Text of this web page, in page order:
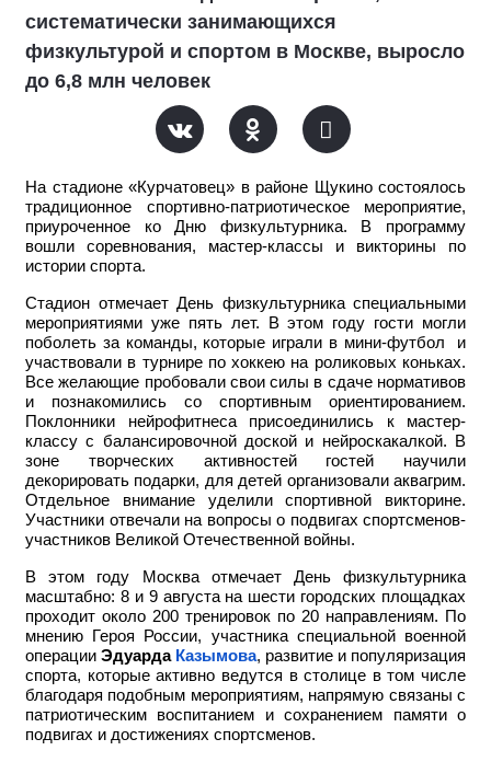
систематически занимающихся
физкультурой и спортом в Москве, выросло
до 6,8 млн человек
На стадионе «Курчатовец» в районе Щукино состоялось
традиционное спортивно-патриотическое мероприятие,
приуроченное ко Дню физкультурника. В программу
вошли соревнования, мастер-классы и викторины по
истории спорта.
Стадион отмечает День физкультурника специальными
мероприятиями уже пять лет. В этом году гости могли
поболеть за команды, которые играли в мини-футбол и
участвовали в турнире по хоккею на роликовых коньках.
Все желающие пробовали свои силы в сдаче нормативов
и познакомились со спортивным ориентированием.
Поклонники нейрофитнеса присоединились к мастер-
классу с балансировочной доской и нейроскакалкой. В
зоне творческих активностей гостей научили
декорировать подарки, для детей организовали аквагрим.
Отдельное внимание уделили спортивной викторине.
Участники отвечали на вопросы о подвигах спортсменов-
участников Великой Отечественной войны.
В этом году Москва отмечает День физкультурника
масштабно: 8 и 9 августа на шести городских площадках
проходит около 200 тренировок по 20 направлениям. По
мнению Героя России, участника специальной военной
операции Эдуарда Казымова, развитие и популяризация
спорта, которые активно ведутся в столице в том числе
благодаря подобным мероприятиям, напрямую связаны с
патриотическим воспитанием и сохранением памяти о
подвигах и достижениях спортсменов.